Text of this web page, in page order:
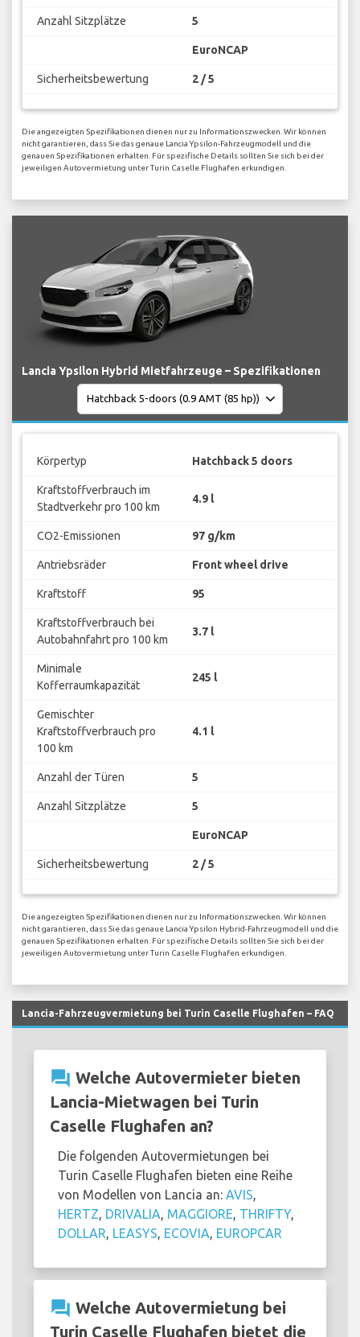
Anzahl Sitzplätze 5
EuroNCAP
Sicherheitsbewertung 2 / 5
Die angezeigten Spezifikationen dienen nur zu Informationszwecken. Wir können
nicht garantieren, dass Sie das genaue Lancia Ypsilon-Fahrzeugmodell und die
genauen Spezifikationen erhalten. Für spezifische Details sollten Sie sich bei der
jeweiligen Autovermietung unter Turin Caselle Flughafen erkundigen.
Lancia Ypsilon Hybrid Mietfahrzeuge – Spezifikationen
Körpertyp Hatchback 5 doors
Kraftstoffverbrauch im
Stadtverkehr pro 100 km
4.9 l
CO2-Emissionen 97 g/km
Antriebsräder Front wheel drive
Kraftstoff 95
Kraftstoffverbrauch bei
Autobahnfahrt pro 100 km
3.7 l
Minimale
Kofferraumkapazität
245 l
Gemischter
Kraftstoffverbrauch pro
100 km
4.1 l
Anzahl der Türen 5
Anzahl Sitzplätze 5
EuroNCAP
Sicherheitsbewertung 2 / 5
Die angezeigten Spezifikationen dienen nur zu Informationszwecken. Wir können
nicht garantieren, dass Sie das genaue Lancia Ypsilon Hybrid-Fahrzeugmodell und die
genauen Spezifikationen erhalten. Für spezifische Details sollten Sie sich bei der
jeweiligen Autovermietung unter Turin Caselle Flughafen erkundigen.
Lancia-Fahrzeugvermietung bei Turin Caselle Flughafen – FAQ
question_answer Welche Autovermieter bieten
Lancia-Mietwagen bei Turin
Caselle Flughafen an?
Die folgenden Autovermietungen bei
Turin Caselle Flughafen bieten eine Reihe
von Modellen von Lancia an: AVIS
HERTZ DRIVALIA MAGGIORE THRIFTY,
DOLLAR LEASYS ECOVIA EUROPCAR
question_answer Welche Autovermietung bei
Turin Caselle Flughafen bietet die